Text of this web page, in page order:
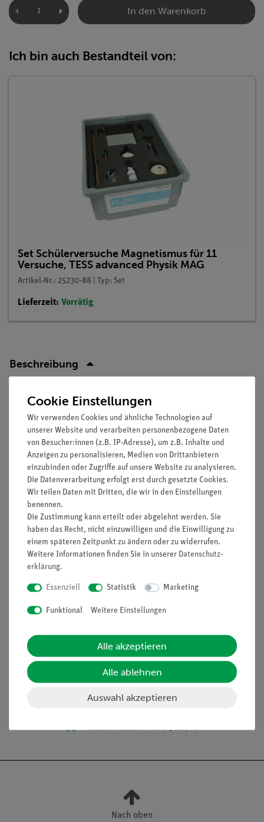
In den Warenkorb
Ich bin auch Bestandteil von:
Set Schülerversuche Magnetismus für 11
Versuche, TESS advanced Physik MAG
Artikel-Nr.: 25230-88 | Typ: Set
Lieferzeit: Vorrätig
Beschreibung
Prinzip
Die Schüler erkennen, dass beim Zerteilen eines Magneten in
zwei Stücke stets wieder Magnete mit Nord- und Südpol
entstehen. Es lassen sich keine magnetischen Einzelpole
herstellen.
Vorteile
Schneller und einfacher Versuch zum qualitativen Verständnis
magnetischer Phänomene
Aufgaben
Gibt es Magnete mit nur einem Pol? Untersuche, ob sich durch
Teilung eines Magneten zwei Magnete herstellen lassen, die
Lieferumfang
Media / Downloads
Versandkostenfrei ab 300,- €
Nach oben
Cookie Einstellungen
Wir verwenden Cookies und ähnliche Technologien auf
unserer Website und verarbeiten personenbezogene Daten
von Besucher:innen (z.B. IP-Adresse), um z.B. Inhalte und
Anzeigen zu personalisieren, Medien von Drittanbietern
einzubinden oder Zugriffe auf unsere Website zu analysieren.
Die Datenverarbeitung erfolgt erst durch gesetzte Cookies.
Wir teilen Daten mit Dritten, die wir in den Einstellungen
benennen.
Die Zustimmung kann erteilt oder abgelehnt werden. Sie
haben das Recht, nicht einzuwilligen und die Einwilligung zu
einem späteren Zeitpunkt zu ändern oder zu widerrufen.
Weitere Informationen finden Sie in unserer Daten­schutz­
erklärung.
Essenziell Statistik Marketing
Funktional Weitere Einstellungen
Alle akzeptieren
Alle ablehnen
Auswahl akzeptieren